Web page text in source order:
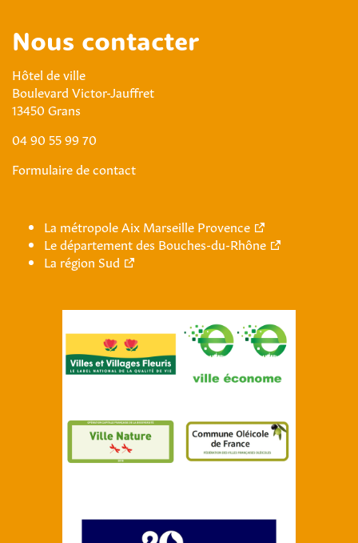
Nous contacter
Hôtel de ville
Boulevard Victor-Jauffret
13450 Grans
04 90 55 99 70
Formulaire de contact
La métropole Aix Marseille Provence
Le département des Bouches-du-Rhône
La région Sud